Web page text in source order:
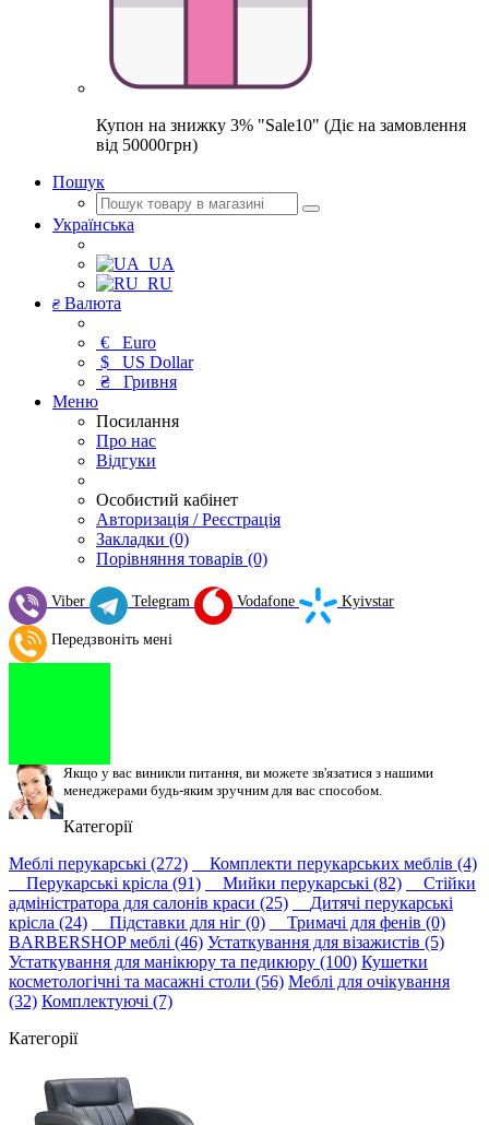
Купон на знижку 3% "Sale10" (Діє на замовлення
від 50000грн)
Пошук
Українська
UA
RU
₴ Валюта
€ Euro
$ US Dollar
₴ Гривня
Меню
Посилання
Про нас
Відгуки
Особистий кабінет
Авторизація / Реєстрація
Закладки (0)
Порівняння товарів (0)
Viber Telegram Vodafone Kyivstar
Передзвоніть мені
Якщо у вас виникли питання, ви можете зв'язатися з нашими
менеджерами будь-яким зручним для вас способом.
Категорії
Меблі перукарські (272)
Комплекти перукарських меблів (4)
Перукарські крісла (91)
Мийки перукарські (82)
Стійки
адміністратора для салонів краси (25)
Дитячі перукарські
крісла (24)
Підставки для ніг (0)
Тримачі для фенів (0)
BARBERSHOP меблі (46) Устаткування для візажистів (5)
Устаткування для манікюру та педикюру (100) Кушетки
косметологічні та масажні столи (56) Меблі для очікування
(32) Комплектуючі (7)
Категорії